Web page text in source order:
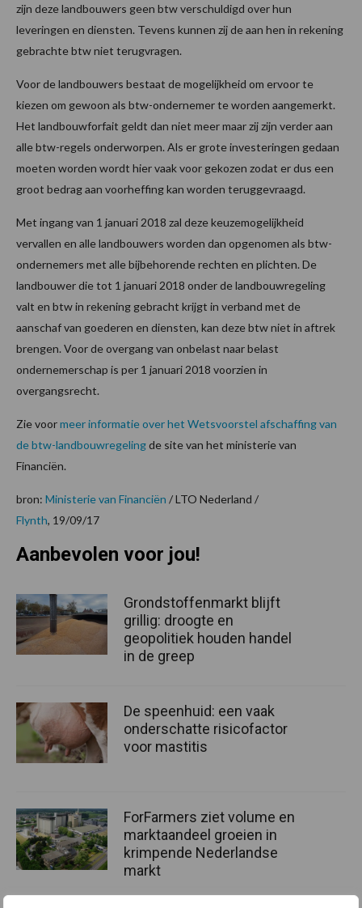
zijn deze landbouwers geen btw verschuldigd over hun
leveringen en diensten. Tevens kunnen zij de aan hen in rekening
gebrachte btw niet terugvragen.
Voor de landbouwers bestaat de mogelijkheid om ervoor te
kiezen om gewoon als btw-ondernemer te worden aangemerkt.
Het landbouwforfait geldt dan niet meer maar zij zijn verder aan
alle btw-regels onderworpen. Als er grote investeringen gedaan
moeten worden wordt hier vaak voor gekozen zodat er dus een
groot bedrag aan voorheffing kan worden teruggevraagd.
Met ingang van 1 januari 2018 zal deze keuzemogelijkheid
vervallen en alle landbouwers worden dan opgenomen als btw-
ondernemers met alle bijbehorende rechten en plichten. De
landbouwer die tot 1 januari 2018 onder de landbouwregeling
valt en btw in rekening gebracht krijgt in verband met de
aanschaf van goederen en diensten, kan deze btw niet in aftrek
brengen. Voor de overgang van onbelast naar belast
ondernemerschap is per 1 januari 2018 voorzien in
overgangsrecht.
Zie voormeer informatie over het Wetsvoorstel afschaffing van
de btw-landbouwregelingde site van het ministerie van
Financiën.
bron: Ministerie van Financiën / LTO Nederland /
Flynth, 19/09/17
Aanbevolen voor jou!
Grondstoffenmarkt blijft
grillig: droogte en
geopolitiek houden handel
in de greep
De speenhuid: een vaak
onderschatte risicofactor
voor mastitis
ForFarmers ziet volume en
marktaandeel groeien in
krimpende Nederlandse
markt